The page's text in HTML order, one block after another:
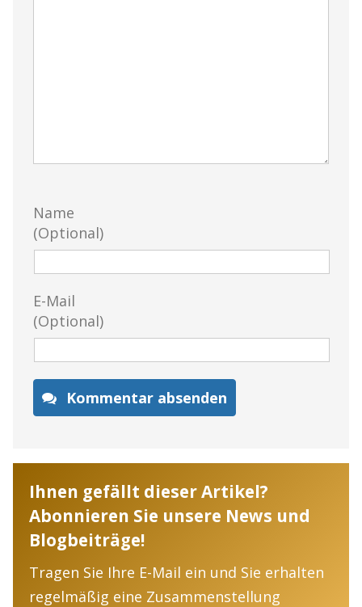
Name
(Optional)
E-Mail
(Optional)
Kommentar absenden
Ihnen gefällt dieser Artikel?
Abonnieren Sie unsere News und
Blogbeiträge!
Tragen Sie Ihre E-Mail ein und Sie erhalten
regelmäßig eine Zusammenstellung